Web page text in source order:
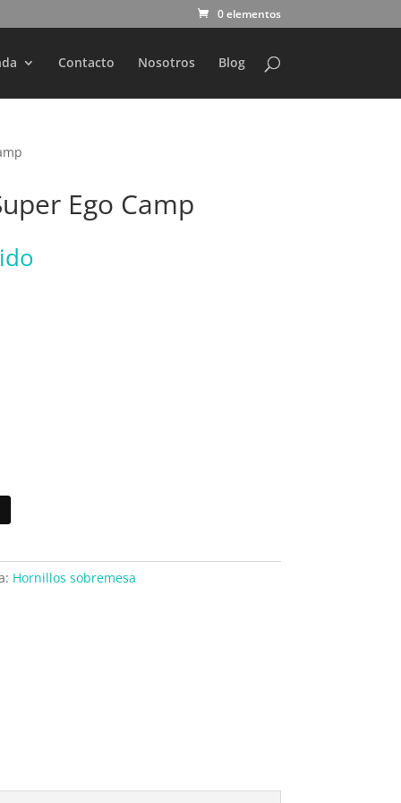
0 elementos
Contacto Nosotros Blog
Ego Camp
Hornillos sobremesa